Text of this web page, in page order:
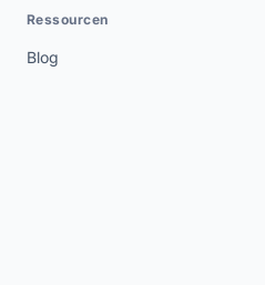
Ressourcen
Blog